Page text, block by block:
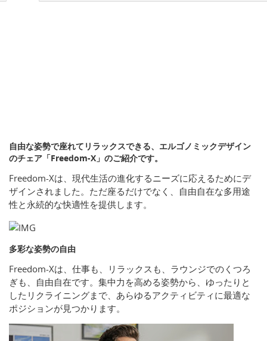
自由な姿勢で座れてリラックスできる、エルゴノミックデザイン
のチェア「Freedom-X」のご紹介です。
Freedom-Xは、現代生活の進化するニーズに応えるためにデ
ザインされました。ただ座るだけでなく、自由自在な多用途
性と永続的な快適性を提供します。
多彩な姿勢の自由
Freedom-Xは、仕事も、リラックスも、ラウンジでのくつろ
ぎも、自由自在です。集中力を高める姿勢から、ゆったりと
したリクライニングまで、あらゆるアクティビティに最適な
ポジションが見つかります。